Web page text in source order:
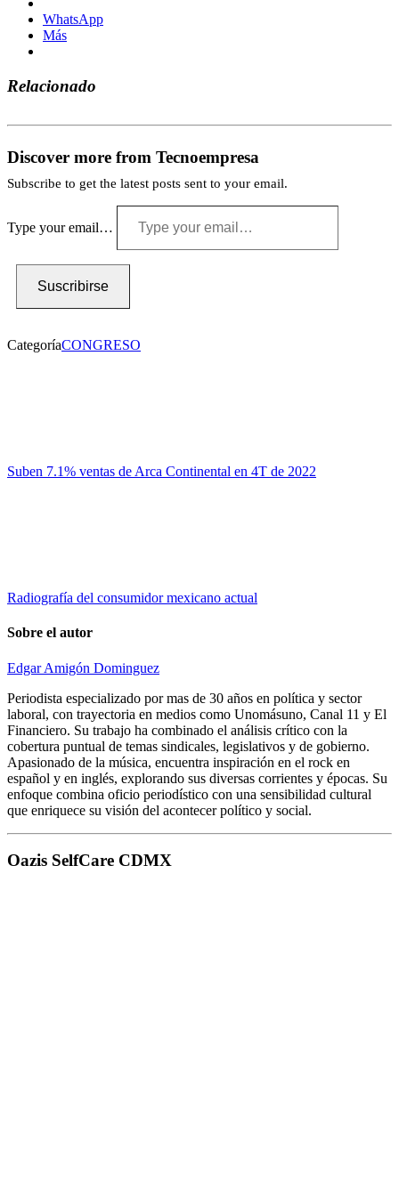
WhatsApp
Más
Relacionado
Discover more from Tecnoempresa
Subscribe to get the latest posts sent to your email.
Type your email…
Suscribirse
CategoríaCONGRESO
Suben 7.1% ventas de Arca Continental en 4T de 2022
Radiografía del consumidor mexicano actual
Sobre el autor
Edgar Amigón Dominguez
Periodista especializado por mas de 30 años en política y sector
laboral, con trayectoria en medios como Unomásuno, Canal 11 y El
Financiero. Su trabajo ha combinado el análisis crítico con la
cobertura puntual de temas sindicales, legislativos y de gobierno.
Apasionado de la música, encuentra inspiración en el rock en
español y en inglés, explorando sus diversas corrientes y épocas. Su
enfoque combina oficio periodístico con una sensibilidad cultural
que enriquece su visión del acontecer político y social.
Oazis SelfCare CDMX